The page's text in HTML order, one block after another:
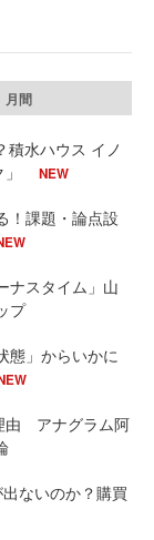
月間
積水ハウス イノ
NEW
！課題・論点設
ナスタイム」山
プ
態」からいかに
由 アナグラム阿
ないのか？購買